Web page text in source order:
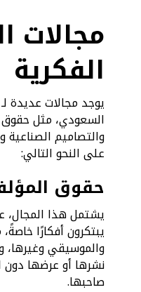
مجالات
الفكرية
يوجد مجالات عديدة
السعودي، مثل حقوق
والتصاميم الصناعية
على النحو التالي:
حقوق
يشتمل هذا
يبتكرون أفكارًا
والموسيقي
نشرها أو عرضها
صاحبها.